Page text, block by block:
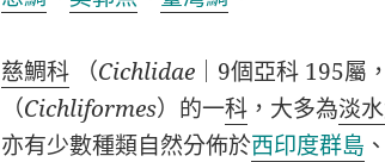
慈鯛科 （Cichlidae 9個亞科 195屬
（Cichliformes）的一科 ，大多為淡
亦有少數種類自然分佈於西印度群島 、